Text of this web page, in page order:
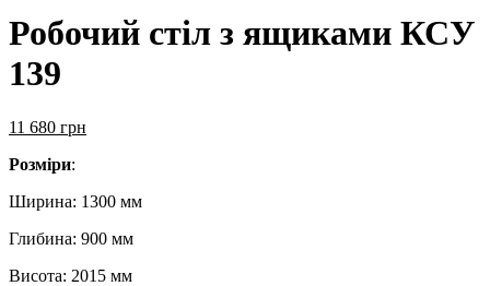
Робочий стіл з ящиками КСУ
139
11 680 грн
Розміри:
Ширина: 1300 мм
Глибина: 900 мм
Висота: 2015 мм